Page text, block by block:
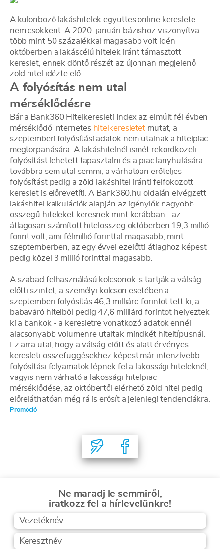
A különböző lakáshitelek együttes online kereslete
nem csökkent. A 2020. januári bázishoz viszonyítva
több mint 50 százalékkal magasabb volt idén
októberben a lakáscélú hitelek iránt támasztott
kereslet, ennek döntő részét az újonnan megjelenő
zöld hitel idézte elő.
A folyósítás nem utal
mérséklődésre
Bár a Bank360 Hitelkeresleti Index az elmúlt fél évben
mérséklődő internetes hitelkeresletet mutat, a
szeptemberi folyósítási adatok nem utalnak a hitelpiac
megtorpanására. A lakáshitelnél ismét rekordközeli
folyósítást lehetett tapasztalni és a piac lanyhulására
továbbra sem utal semmi, a várhatóan erőteljes
folyósítást pedig a zöld lakáshitel iránti felfokozott
kereslet is előrevetíti. A Bank360.hu oldalán elvégzett
lakáshitel kalkulációk alapján az igénylők nagyobb
összegű hiteleket keresnek mint korábban - az
átlagosan számított hitelösszeg októberben 19,3 millió
forint volt, ami félmillió forinttal magasabb, mint
szeptemberben, az egy évvel ezelőtti átlaghoz képest
pedig közel 3 millió forinttal magasabb.
A szabad felhasználású kölcsönök is tartják a válság
előtti szintet, a személyi kölcsön esetében a
szeptemberi folyósítás 46,3 milliárd forintot tett ki, a
babaváró hitelből pedig 47,6 milliárd forintot helyeztek
ki a bankok - a keresletre vonatkozó adatok ennél
alacsonyabb volumenre utaltak mindkét hiteltípusnál.
Ez arra utal, hogy a válság előtt és alatt érvényes
keresleti összefüggésekhez képest már intenzívebb
folyósítási folyamatok lépnek fel a lakossági hiteleknél,
vagyis nem várható a lakossági hitelpiac
mérséklődése, az októbertől elérhető zöld hitel pedig
előreláthatóan még rá is erősít a jelenlegi tendenciákra.
Promóció
Ne maradj le semmiről,
iratkozz fel a hírlevelünkre!